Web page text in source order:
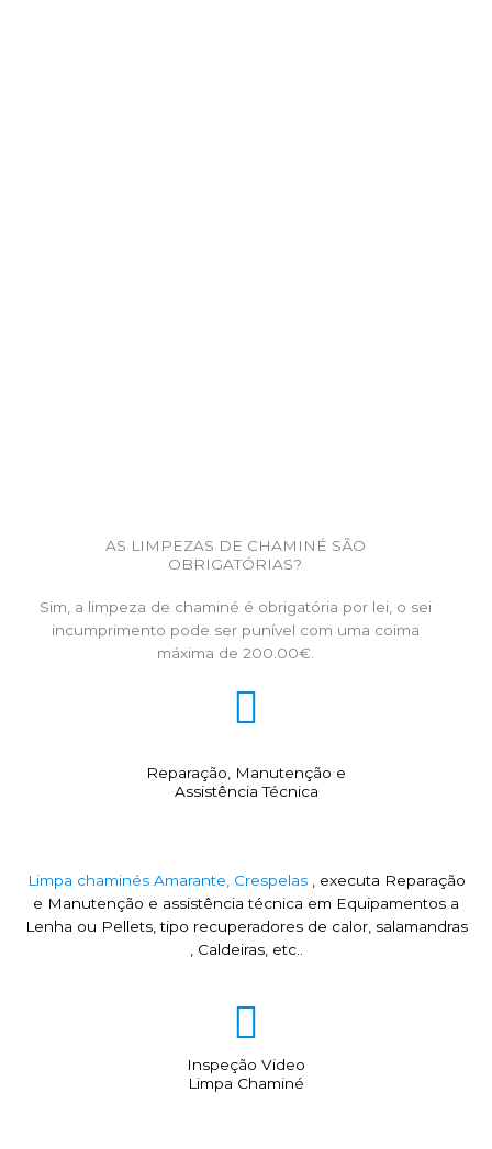
AS LIMPEZAS DE CHAMINÉ SÃO
OBRIGATÓRIAS?
Sim, a limpeza de chaminé é obrigatória por lei, o sei
incumprimento pode ser punível com uma coima
máxima de 200.00€.
Reparação, Manutenção e
Assistência Técnica
Limpa chaminés Amarante, Crespelas , executa Reparação
e Manutenção e assistência técnica em Equipamentos a
Lenha ou Pellets, tipo recuperadores de calor, salamandras
, Caldeiras, etc..
Inspeção Video
Limpa Chaminé